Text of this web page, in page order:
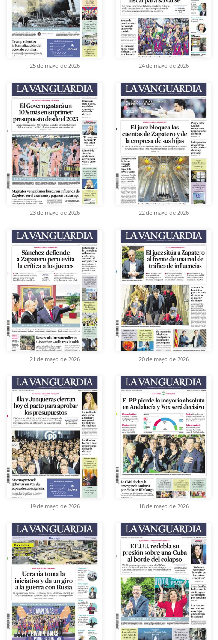
25 de mayo de 2026 24 de mayo de 2026
23 de mayo de 2026 22 de mayo de 2026
21 de mayo de 2026 20 de mayo de 2026
19 de mayo de 2026 18 de mayo de 2026